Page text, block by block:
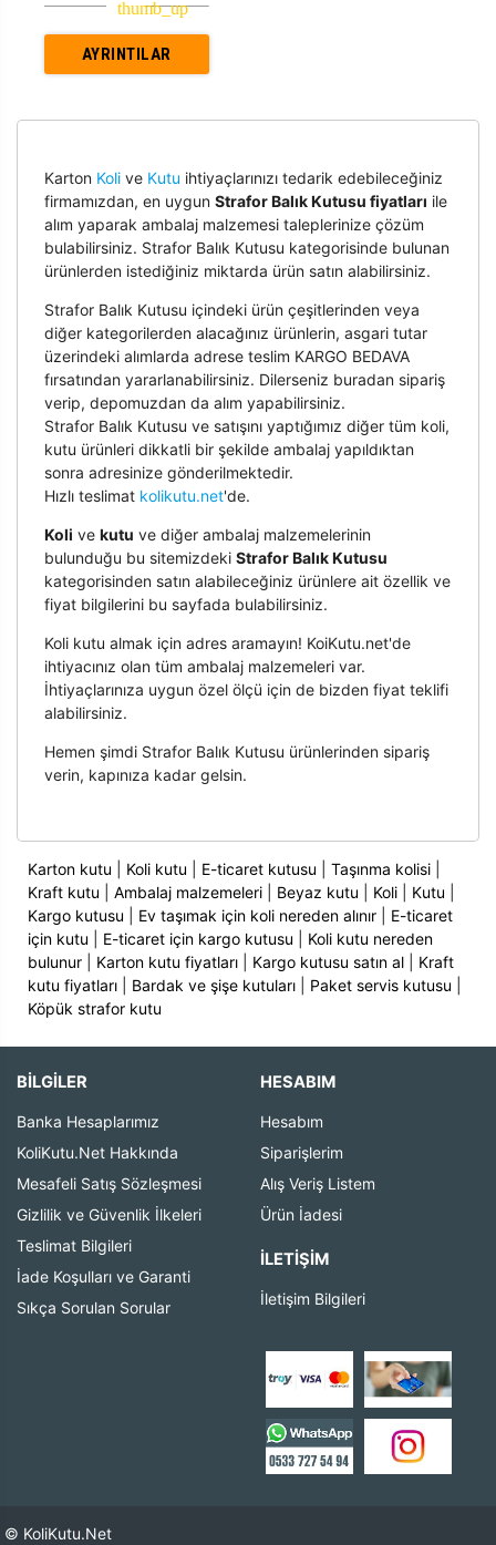
AYRINTILAR
Karton Kolive Kutu ihtiyaçlarınızı tedarik edebileceğiniz
firmamızdan, en uygun Strafor Balık Kutusu fiyatları ile
alım yaparak ambalaj malzemesi taleplerinize çözüm
bulabilirsiniz. Strafor Balık Kutusu kategorisinde bulunan
ürünlerden istediğiniz miktarda ürün satın alabilirsiniz.
Strafor Balık Kutusu içindeki ürün çeşitlerinden veya
diğer kategorilerden alacağınız ürünlerin, asgari tutar
üzerindeki alımlarda adrese teslim KARGO BEDAVA
fırsatından yararlanabilirsiniz. Dilerseniz buradan sipariş
verip, depomuzdan da alım yapabilirsiniz.
Strafor Balık Kutusu ve satışını yaptığımız diğer tüm koli,
kutu ürünleri dikkatli bir şekilde ambalaj yapıldıktan
sonra adresinize gönderilmektedir.
Hızlı teslimat kolikutu.net'de.
Koli ve kutu ve diğer ambalaj malzemelerinin
bulunduğu bu sitemizdeki Strafor Balık Kutusu
kategorisinden satın alabileceğiniz ürünlere ait özellik ve
fiyat bilgilerini bu sayfada bulabilirsiniz.
Koli kutu almak için adres aramayın! KoiKutu.net'de
ihtiyacınız olan tüm ambalaj malzemeleri var.
İhtiyaçlarınıza uygun özel ölçü için de bizden fiyat teklifi
alabilirsiniz.
Hemen şimdi Strafor Balık Kutusu ürünlerinden sipariş
verin, kapınıza kadar gelsin.
Karton kutu Koli kutu E-ticaret kutusu Taşınma kolisi|
Kraft kutu
Ambalaj malzemeleri| Beyaz kutu Koli| Kutu
Kargo kutusu
Ev taşımak için koli nereden alınır| E-ticaret
için kutu
E-ticaret için kargo kutusu
Koli kutu nereden
bulunur| Karton kutu fiyatları| Kargo kutusu satın al| Kraft
kutu fiyatları| Bardak ve şişe kutuları| Paket servis kutusu
Köpük strafor kutu
BİLGİLER
Banka Hesaplarımız
KoliKutu.Net Hakkında
Mesafeli Satış Sözleşmesi
Gizlilik ve Güvenlik İlkeleri
Teslimat Bilgileri
İade Koşulları ve Garanti
Sıkça Sorulan Sorular
HESABIM
Hesabım
Siparişlerim
Alış Veriş Listem
Ürün İadesi
İLETIŞIM
İletişim Bilgileri
© KoliKutu.Net